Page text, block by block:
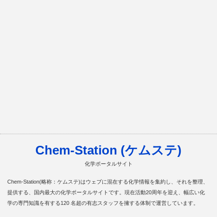
Chem-Station (ケムステ)
化学ポータルサイト
Chem-Station(略称：ケムステ)はウェブに混在する化学情報を集約し、それを整理、
提供する、国内最大の化学ポータルサイトです。現在活動20周年を迎え、幅広い化
学の専門知識を有する120 名超の有志スタッフを擁する体制で運営しています。